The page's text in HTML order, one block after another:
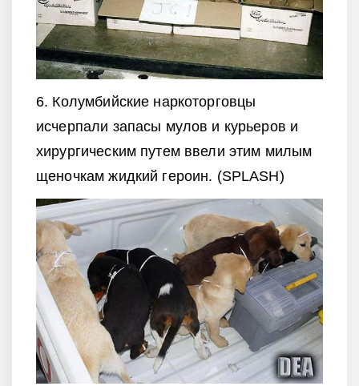
6. Колумбийские наркоторговцы
исчерпали запасы мулов и курьеров и
хирургическим путем ввели этим милым
щеночкам жидкий героин. (SPLASH)